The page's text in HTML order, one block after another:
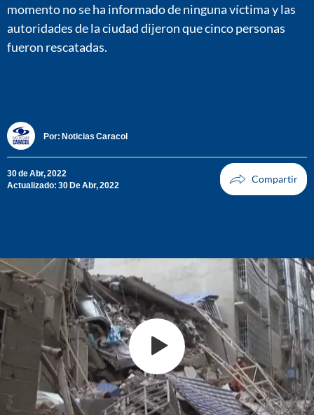
momento no se ha informado de ninguna víctima y las
autoridades de la ciudad dijeron que cinco personas
fueron rescatadas.
Por: Noticias Caracol
30 de Abr, 2022
Actualizado: 30 De Abr, 2022